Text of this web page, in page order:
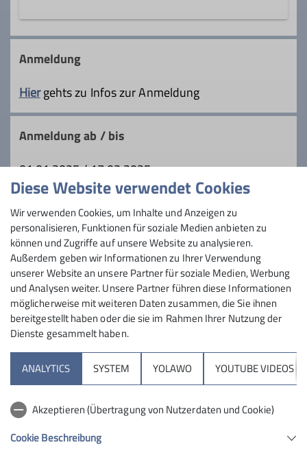
Lust auf Gemeinschaft, Bewegung und
Geselligkeit?
Unsere Seniorengruppe heißt dich
herzlich willkommen!
Wir sind rund 10 aktive Mitglieder, die
sich einmal im Monat zu
abwechslungsreichen Unternehmungen
die oft mit einer netten Einkehr enden,
oder andere gemeinsame Aktivitäten –
bei uns ist für jeden etwas dabei.
👉 Bei uns stehen Freude, Gemeinschaft
und das Miteinander im Mittelpunkt.
Und das Beste: Neue Gesichter sind nicht
nur willkommen, sondern ausdrücklich
erwünscht!
Komm vorbei, mach mit und erlebe, wie
Kontakt aufnehmen
Details
Anmeldung
Hiergehts zu Infos zur Anmeldung
Anmeldung ab / bis
01.01.2025 / 17.03.2025
Preis
Schlusseinkehr geplant
Programm
DAV
Diese Website verwendet Cookies
Wir verwenden Cookies, um Inhalte und Anzeigen zu
personalisieren, Funktionen für soziale Medien anbieten zu
können und Zugriffe auf unsere Website zu analysieren.
Außerdem geben wir Informationen zu Ihrer Verwendung
unserer Website an unsere Partner für soziale Medien, Werbung
und Analysen weiter. Unsere Partner führen diese Informationen
möglicherweise mit weiteren Daten zusammen, die Sie ihnen
bereitgestellt haben oder die sie im Rahmen Ihrer Nutzung der
Dienste gesammelt haben.
ANALYTICS SYSTEM YOLAWO YOUTUBE VIDEOS
Akzeptieren (Übertragung von Nutzerdaten und Cookie)
Cookie Beschreibung